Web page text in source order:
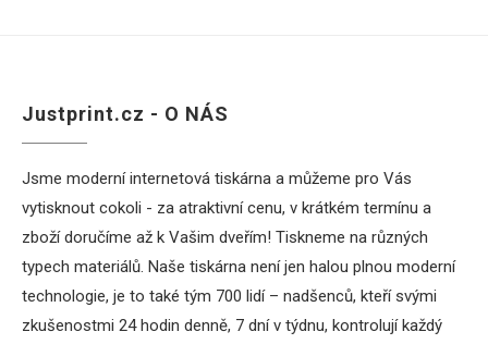
Justprint.cz - O NÁS
Jsme moderní internetová tiskárna a můžeme pro Vás
vytisknout cokoli - za atraktivní cenu, v krátkém termínu a
zboží doručíme až k Vašim dveřím! Tiskneme na různých
typech materiálů. Naše tiskárna není jen halou plnou moderní
technologie, je to také tým 700 lidí – nadšenců, kteří svými
zkušenostmi 24 hodin denně, 7 dní v týdnu, kontrolují každý